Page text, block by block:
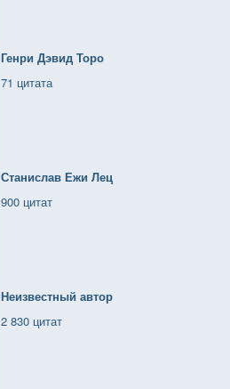
Генри Дэвид Торо
71 цитата
Станислав Ежи Лец
900 цитат
Неизвестный автор
2 830 цитат